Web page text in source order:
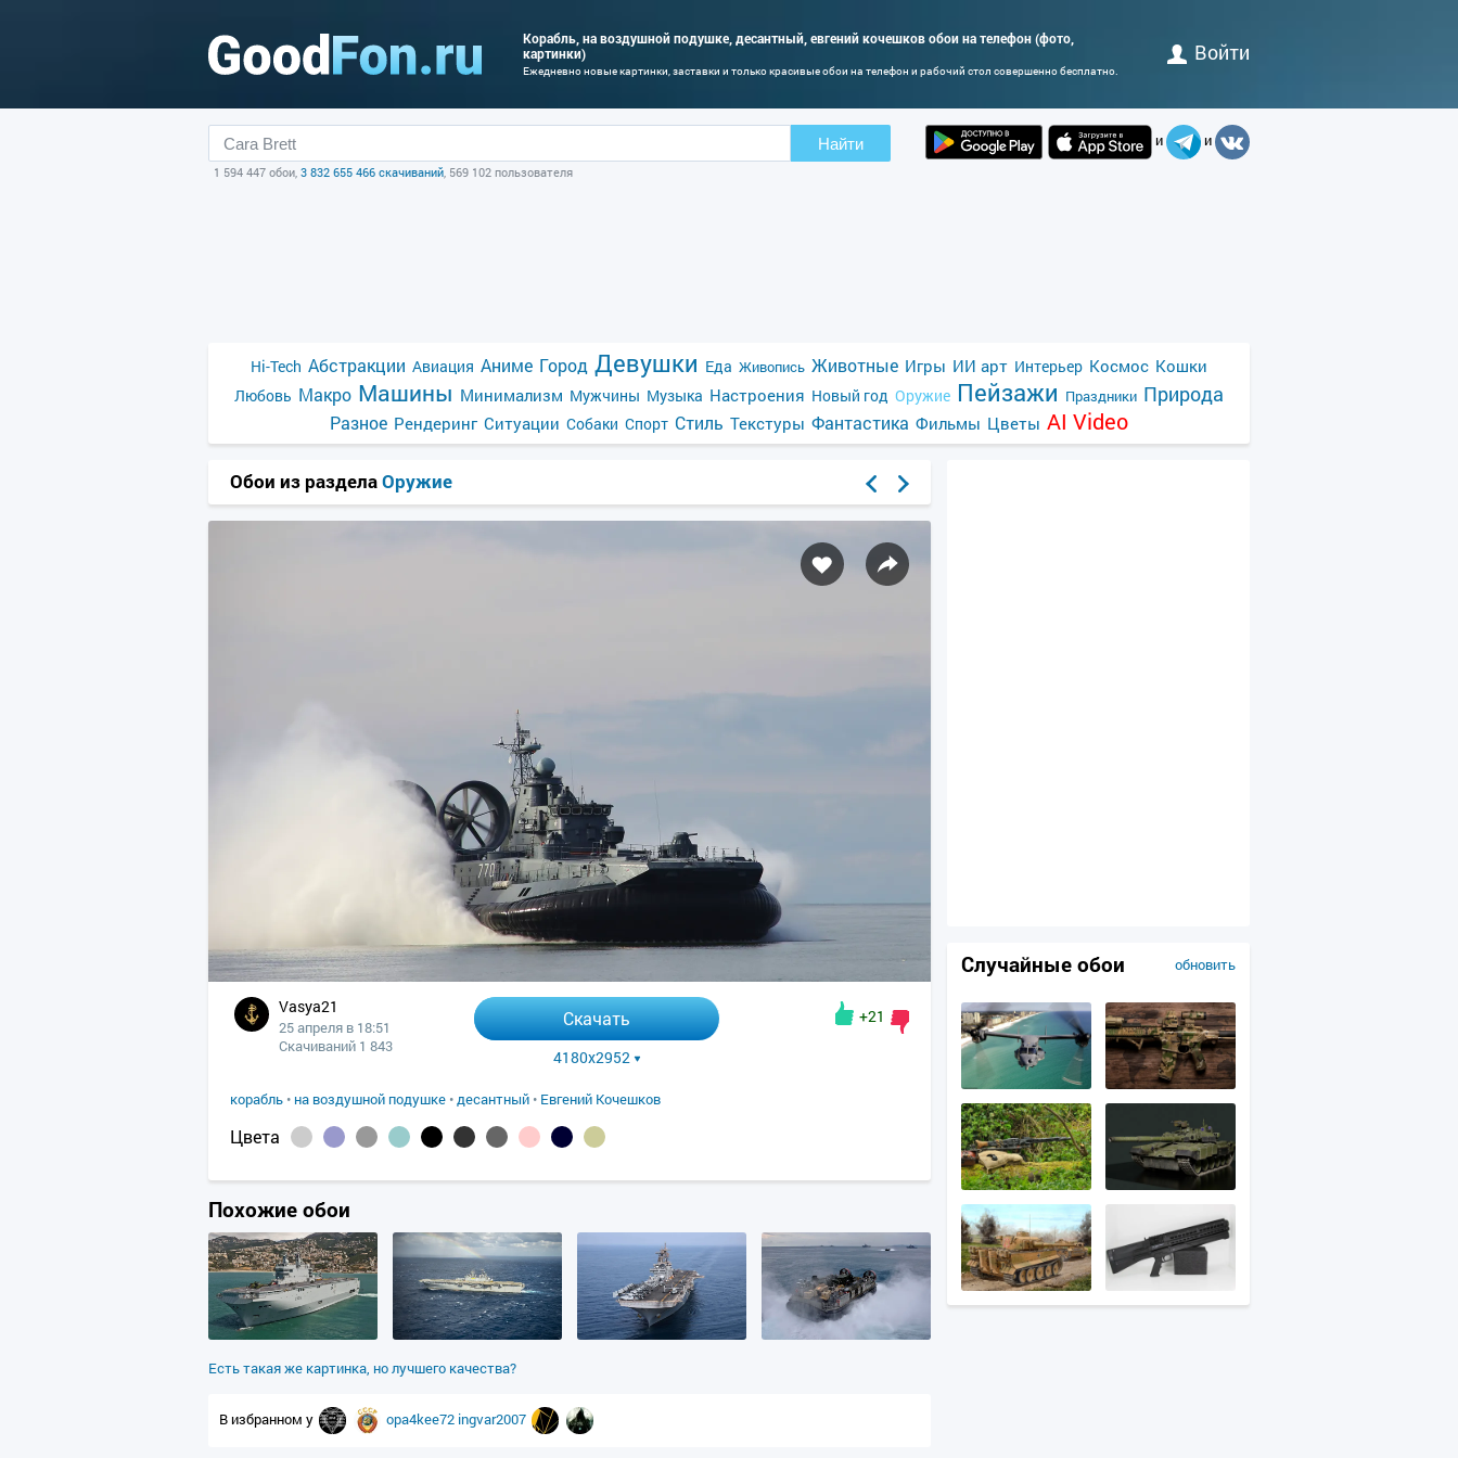
Корабль, на воздушной подушке, десантный, евгений кочешков обои на телефон (фото,
картинки)
Ежедневно новые картинки, заставки и только красивые обои на телефон и рабочий стол совершенно бесплатно.
Войти
Найти
1 594 447 обои, 3 832 655 466 скачиваний, 569 102 пользователя
и и
Hi-Tech Абстракции Авиация Аниме Город Девушки Еда Живопись Животные Игры ИИ арт Интерьер Космос Кошки
Любовь Макро Машины Минимализм Мужчины Музыка Настроения Новый год Оружие Пейзажи Праздники Природа
Разное Рендеринг Ситуации Собаки Спорт Стиль Текстуры Фантастика Фильмы Цветы AI Video
Обои из разделаОружие
Vasya21
25 апреля в 18:51
Скачиваний 1 843
Скачать
4180x2952
+21
корабль • на воздушной подушке •десантный • Евгений Кочешков
Цвета
Похожие обои
Есть такая же картинка, но лучшего качества?
В избранном у opa4kee72 ingvar2007
обновить
Случайные обои